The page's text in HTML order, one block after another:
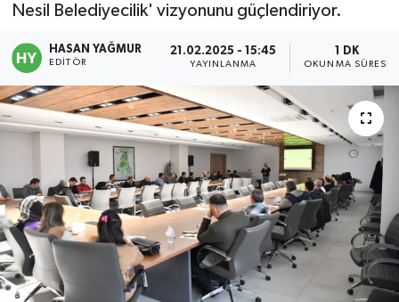
Nesil Belediyecilik' vizyonunu güçlendiriyor.
HASAN YAĞMUR
EDITÖR
21.02.2025 - 15:45
YAYINLANMA
1 DK
OKUNMA SÜRESI
Kültür & Sanat
Magazin
Politika
Sağlık
Spor
Teknoloji
Yaşam
Son Dakika Haberleri
Haber Arşivi